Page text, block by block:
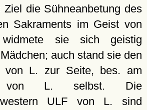
Ziel die Sühneanbetung des
Sakraments im Geist von
sie sich geistig
auch stand sie den
von L. zur Seite, bes. am
von L. selbst. Die
ULF von L. sind